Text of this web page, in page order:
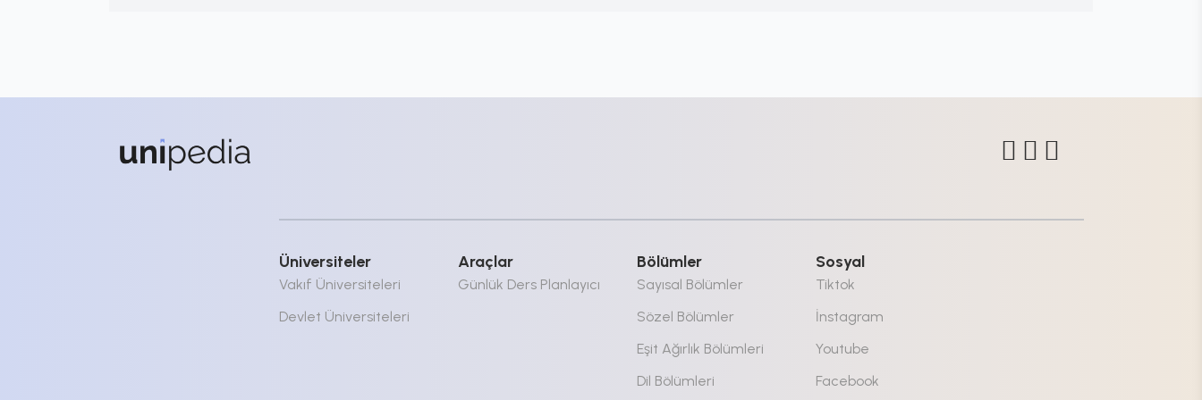
Üniversiteler
Vakıf Üniversiteleri
Devlet Üniversiteleri
Araçlar
Günlük Ders Planlayıcı
Bölümler
Sayısal Bölümler
Sözel Bölümler
Eşit Ağırlık Bölümleri
Dil Bölümleri
Sosyal
Tiktok
İnstagram
Youtube
Facebook